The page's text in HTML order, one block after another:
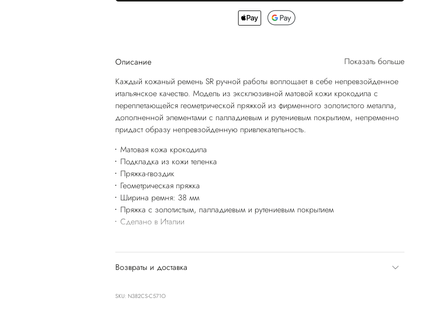
Описание
Показать больше
Каждый кожаный ремень SR ручной работы воплощает в себе непревзойденное
итальянское качество. Модель из эксклюзивной матовой кожи крокодила с
переплетающейся геометрической пряжкой из фирменного золотистого металла,
дополненной элементами с палладиевым и рутениевым покрытием, непременно
придаст образу непревзойденную привлекательность.
Матовая кожа крокодила
Подкладка из кожи теленка
Пряжка-гвоздик
Геометрическая пряжка
Ширина ремня: 38 мм
Пряжка с золотистым, палладиевым и рутениевым покрытием
Сделано в Италии
Возвраты и доставка
SKU: N382CS-C571O